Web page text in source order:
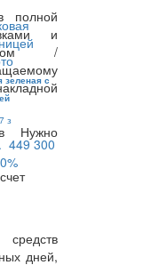
полной
и
/
Нужно
дней,
зеленая с
з
449 300